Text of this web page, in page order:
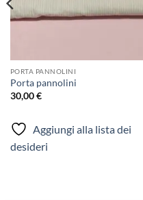
PORTA PANNOLINI
Porta pannolini
30,00€
Aggiungi alla lista dei
desideri